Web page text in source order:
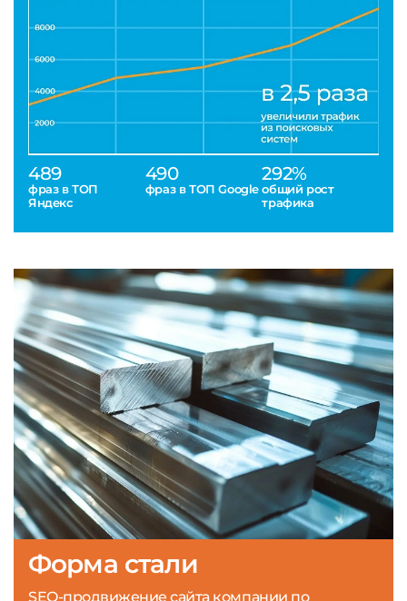
489
фраз в ТОП
Яндекс
490
фраз в ТОП Google
292%
общий рост
трафика
Форма стали
SEO-продвижение сайта компании по